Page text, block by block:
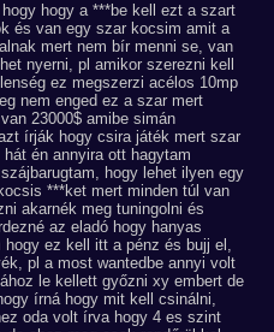
hogy a ***be kell ezt a szart
és van egy szar kocsim amit a
mert nem bír menni se, van
nyerni, pl amikor szerezni kell
ez megszerzi acélos 10mp
nem enged ez a szar mert
23000$ amibe simán
írják hogy csira játék mert szar
én annyira ott hagytam
hogy lehet ilyen egy
***ket mert minden túl van
akarnék meg tuningolni és
az eladó hogy hanyas
ez kell itt a pénz és bujj el,
pl a most wantedbe annyi volt
le kellett győzni xy embert de
írná hogy mit kell csinálni,
oda volt írva hogy 4 es szint